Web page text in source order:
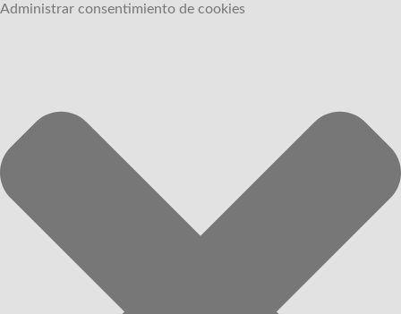
Administrar consentimiento de cookies